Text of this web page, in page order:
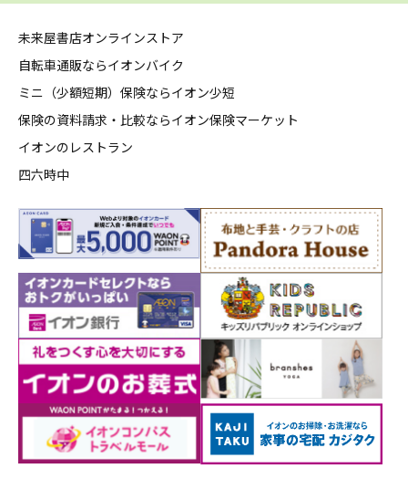
未来屋書店オンラインストア
自転車通販ならイオンバイク
ミニ（少額短期）保険ならイオン少短
保険の資料請求・比較ならイオン保険マーケット
イオンのレストラン
四六時中